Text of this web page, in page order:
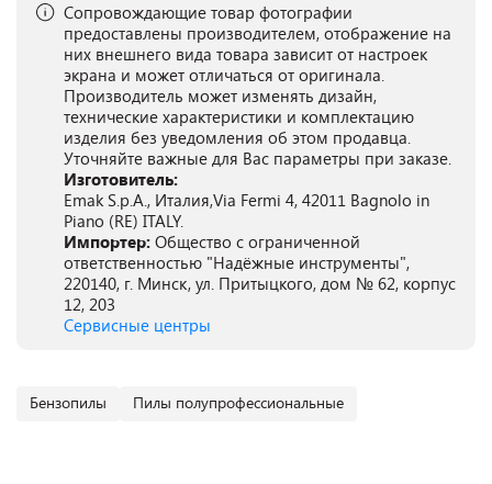
Сопровождающие товар фотографии
предоставлены производителем, отображение на
них внешнего вида товара зависит от настроек
экрана и может отличаться от оригинала.
Производитель может изменять дизайн,
технические характеристики и комплектацию
изделия без уведомления об этом продавца.
Уточняйте важные для Вас параметры при заказе.
Изготовитель:
Emak S.p.A., Италия,Via Fermi 4, 42011 Bagnolo in
Piano (RE) ITALY.
Импортер: Общество с ограниченной
ответственностью "Надёжные инструменты",
220140, г. Минск, ул. Притыцкого, дом № 62, корпус
12, 203
Сервисные центры
Бензопилы Пилы полупрофессиональные